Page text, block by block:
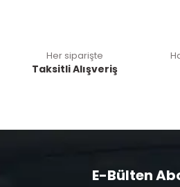
Her siparişte
Taksitli Alışveriş
E-Bülten